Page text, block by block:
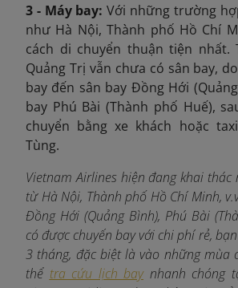
3 - Máy bay: Với những trường
như Hà Nội, Thành phố Hồ Chí
cách di chuyển thuận tiện nhất.
Quảng Trị vẫn chưa có sân bay,
bay đến sân bay Đồng Hới
bay Phú Bài (Thành phố Huế),
chuyển bằng xe khách hoặc
Tùng.
Vietnam Airlines hiện đang khai thác
từ Hà Nội, Thành phố Hồ Chí Minh,
Đồng Hới (Quảng Bình), Phú Bài
có được chuyến bay với chi phí rẻ,
3 tháng, đặc biệt là vào những mùa
thể tra cứu lịch baynhanh chóng